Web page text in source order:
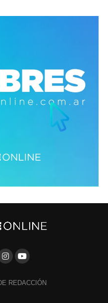
REDACCIÓN